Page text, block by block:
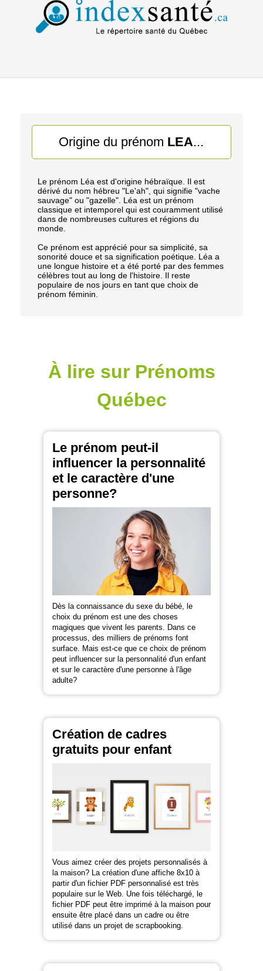
Origine du prénom LEA...
Le prénom Léa est d'origine hébraïque. Il est
dérivé du nom hébreu "Le'ah", qui signifie "vache
sauvage" ou "gazelle". Léa est un prénom
classique et intemporel qui est couramment utilisé
dans de nombreuses cultures et régions du
monde.
Ce prénom est apprécié pour sa simplicité, sa
sonorité douce et sa signification poétique. Léa a
une longue histoire et a été porté par des femmes
célèbres tout au long de l'histoire. Il reste
populaire de nos jours en tant que choix de
prénom féminin.
À lire sur Prénoms
Québec
Le prénom peut-il
influencer la personnalité
et le caractère d'une
personne?
Dès la connaissance du sexe du bébé, le
choix du prénom est une des choses
magiques que vivent les parents. Dans ce
processus, des milliers de prénoms font
surface. Mais est-ce que ce choix de prénom
peut influencer sur la personnalité d'un enfant
et sur le caractère d'une personne à l'âge
adulte?
Création de cadres
gratuits pour enfant
Vous aimez créer des projets personnalisés à
la maison? La création d'une affiche 8x10 à
partir d'un fichier PDF personnalisé est très
populaire sur le Web. Une fois téléchargé, le
fichier PDF peut être imprimé à la maison pour
ensuite être placé dans un cadre ou être
utilisé dans un projet de scrapbooking.